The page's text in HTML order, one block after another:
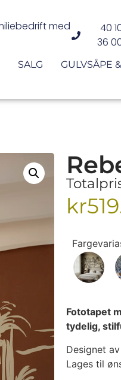
med
40
36
SALG GULVSÅPE
kr
Fototapet
tydelig,
Designet
Lages til